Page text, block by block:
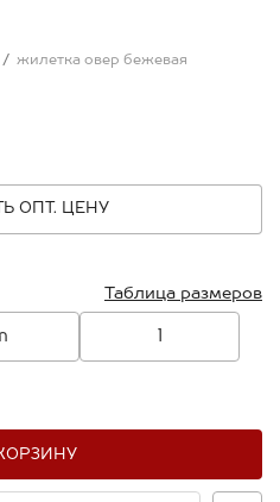
жилетка овер бежевая
ОПТ. ЦЕНУ
Таблица размеров
l